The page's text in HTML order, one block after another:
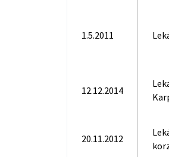
1.5.2011
12.12.2014
20.11.2012